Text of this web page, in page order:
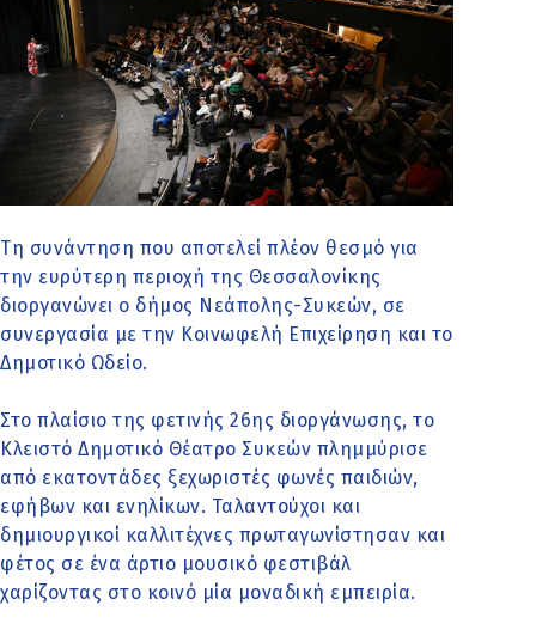
Τη συνάντηση που αποτελεί πλέον θεσμό για
την ευρύτερη περιοχή της Θεσσαλονίκης
διοργανώνει ο δήμος Νεάπολης-Συκεών, σε
συνεργασία με την Κοινωφελή Επιχείρηση και το
Δημοτικό Ωδείο.
Στο πλαίσιο της φετινής 26ης διοργάνωσης, το
Κλειστό Δημοτικό Θέατρο Συκεών πλημμύρισε
από εκατοντάδες ξεχωριστές φωνές παιδιών,
εφήβων και ενηλίκων. Ταλαντούχοι και
δημιουργικοί καλλιτέχνες πρωταγωνίστησαν και
φέτος σε ένα άρτιο μουσικό φεστιβάλ
χαρίζοντας στο κοινό μία μοναδική εμπειρία.